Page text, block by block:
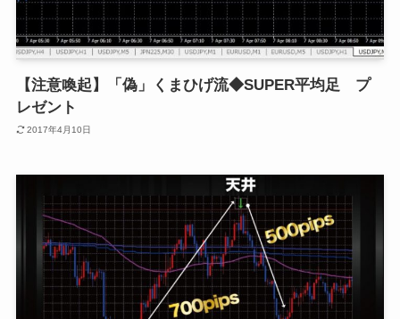
【注意喚起】「偽」くまひげ流◆SUPER平均足 プ
レゼント
2017年4月10日